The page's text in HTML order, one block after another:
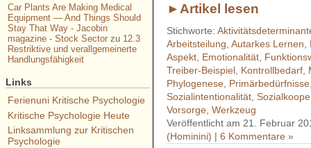
►Artikel lesen
Stichworte:
Arbeitsteilung ,Autarkes Lernen
Aspekt Emotionalität
Treiber-Beispiel Kontrollbedarf
Phylogenese Primärbedürfnisse
Sozialintentionalität ,
Vorsorge ,Werkzeug
Veröffentlicht am 21. Februar
(Hominini) |6 Kommentare »
Car Plants Are Making Medical
Equipment — And Things Should
Stay That Way - Jacobin
magazine - Stock Sectorzu 12.3
Restriktive und verallgemeinerte
Handlungsfähigkeit
Links
Ferienuni Kritische Psychologie
Kritische Psychologie Heute
Linksammlung zur Kritischen
Psychologie